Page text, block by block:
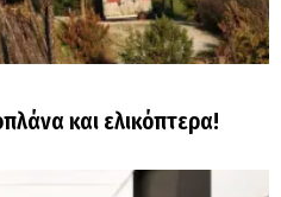
και ελικόπτερα!